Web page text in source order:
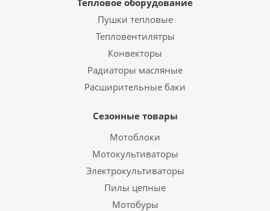
Тепловое оборудование
Пушки тепловые
Тепловентилятры
Конвекторы
Радиаторы масляные
Расширительные баки
Сезонные товары
Мотоблоки
Мотокультиваторы
Электрокультиваторы
Пилы цепные
Мотобуры